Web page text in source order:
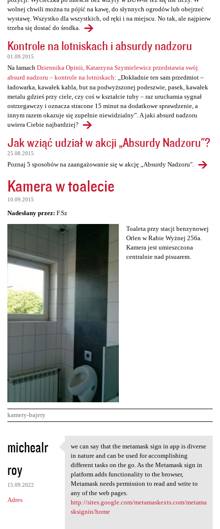
wolnej chwili można tu pójść na kawę, do słynnych ogrodów lub obejrzeć
wystawę. Wszystko dla wszystkich, od ręki i na miejscu. No tak, ale najpierw
trzeba się dostać do środka.
Kontrole na lotniskach i absurdy nadzoru
01.09.2015
Na łamach Dziennika Opinii, Katarzyna Szymielewicz przedstawia swój
absurd nadzoru – kontrole na lotniskach: „Dokładnie ten sam przedmiot –
ładowarka, kawałek kabla, but na podwyższonej podeszwie, pasek, kawałek
metalu gdzieś przy ciele, czy coś w kształcie tuby – raz uruchamia sygnał
ostrzegawczy i oznacza stracone 15 minut na dodatkowe sprawdzenie, a
innym razem okazuje się zupełnie niewidzialny”. A jaki absurd nadzoru
uwiera Ciebie najbardziej?
Jak wziąć udział w akcji „Absurdy Nadzoru"?
25.08.2015
Poznaj 5 sposobów na zaangażowanie się w akcję „Absurdy Nadzoru".
Kamera w toalecie
10.09.2015
Nadesłany przez: F.Sz
Toaleta przy stacji benzynowej
Orlen w Rabie Wyżnej 256a.
Kamera jest umieszczona
centralnie nad pisuarem.
kamery-bajery
K
o
m
e
n
michealr
roy
15.09.2022
Adres
we can say that the metamask
we can say that the metamask sign in app is diverse
in nature and can be used for accomplishing
different tasks on the go. As the Metamask sign in
platform adds functionality to the browser,
Metamask needs permission to read and write to
any of the web pages.
http://sites.google.com/metamaskexts.com/metama
sksignin/home